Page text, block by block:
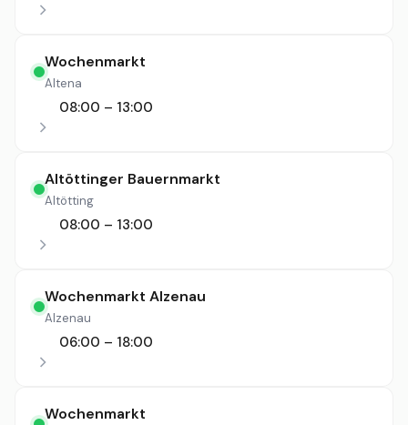
Wochenmarkt
Altena
08:00 – 13:00
Altöttinger Bauernmarkt
Altötting
08:00 – 13:00
Wochenmarkt Alzenau
Alzenau
06:00 – 18:00
Wochenmarkt